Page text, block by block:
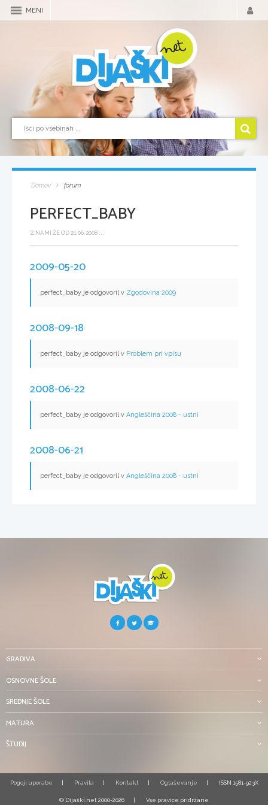
MENI
Domov forum
PERFECT_BABY
Z NAMI ŽE OD 21.06.2008 ...
2009-05-20
perfect_baby je odgovoril v Zgodovina 2009
2008-09-18
perfect_baby je odgovoril v Problem pri vpisu
2008-06-22
perfect_baby je odgovoril v Angleščina 2008 - ustni
2008-06-21
perfect_baby je odgovoril v Angleščina 2008 - ustni
GRADIVA
OSNOVNE ŠOLE
SREDNJE ŠOLE
MATURA
ŠTUDIJ
Pogoji uporabe Pravila Kontakt Oglaševanje ISSN 1581-923X
© Dijaški.net 2000-2026 Vse pravice pridržane